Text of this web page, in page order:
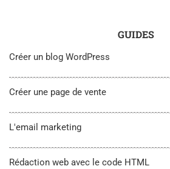
GUIDES
Créer un blog WordPress
Créer une page de vente
L'email marketing
Rédaction web avec le code HTML